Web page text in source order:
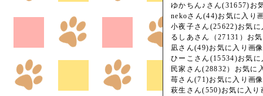
ゆかちん♪さん(31657)お
nekoさん(44)お気に入り
小夜子さん(25622)お気
るしあさん（27131）お
凪さん(49)お気に入り画
ひーこさん(15534)お気
民家さん(28832）お気に
苺さん(71)お気に入り画
萩生さん(550)お気に入